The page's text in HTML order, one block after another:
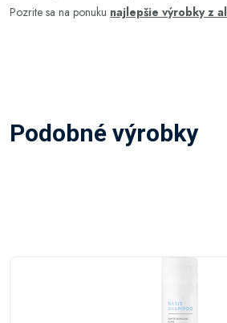
Pozrite sa na ponuku najlepšie výrobky z
Podobné výrobky